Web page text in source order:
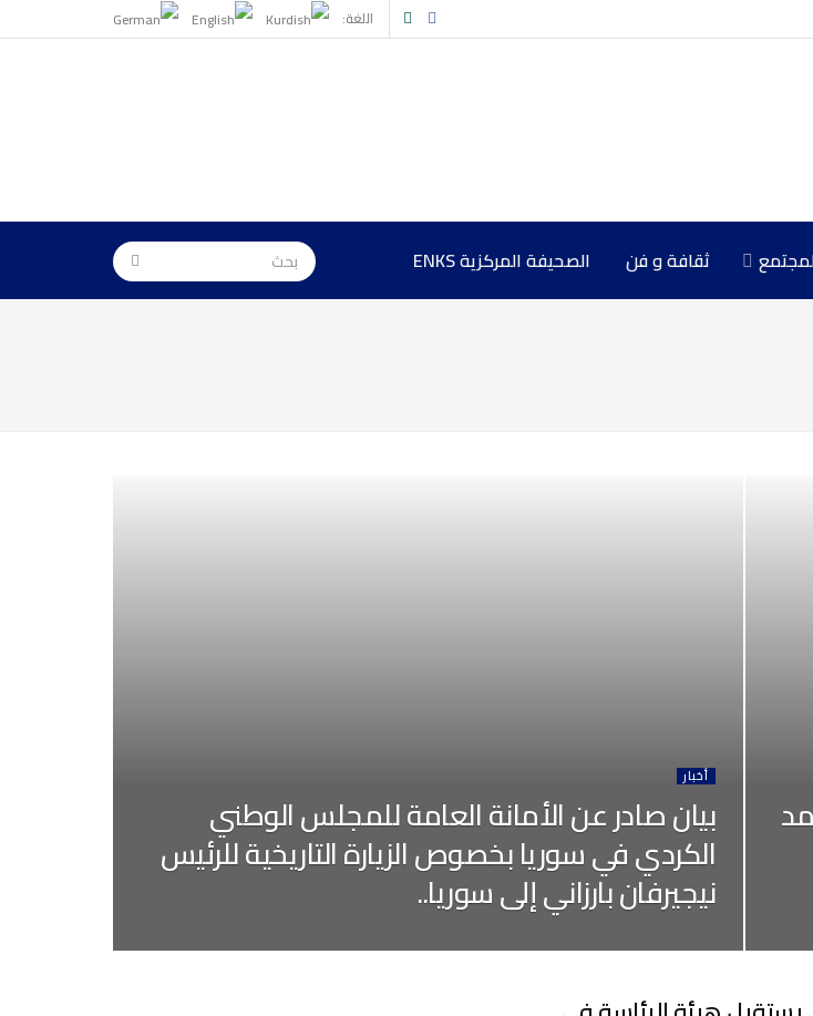
اللغة:
ثقافة و فن الصحيفة المركزية ENKS
أخبار
‏بيان صادر عن الأمانة العامة للمجلس الوطني
الكردي في سوريا بخصوص الزيارة التاريخية للرئيس
نيجيرفان بارزاني إلى سوريا..